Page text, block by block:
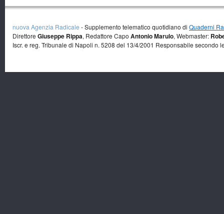
nuova Agenzia Radicale - Supplemento telematico quotidiano di Quaderni
Direttore Giuseppe Rippa, Redattore Capo Antonio Marulo, Webmaster:
Iscr. e reg. Tribunale di Napoli n. 5208 del 13/4/2001 Responsabile secondo